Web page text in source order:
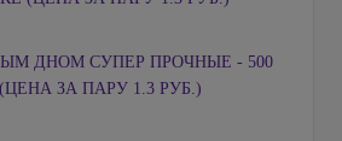
ДНОМ СУПЕР ПРОЧНЫЕ - 500
ЗА ПАРУ 1.3 РУБ.)